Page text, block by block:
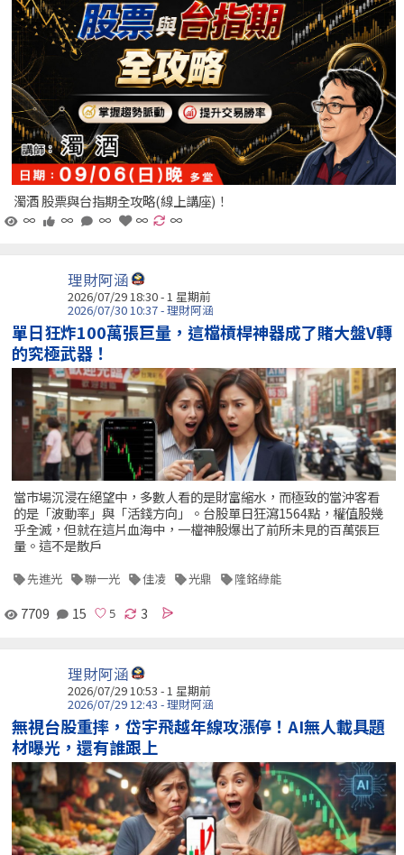
濁酒 股票與台指期全攻略(線上講座)！
∞
∞ ∞ ∞ ∞
理財阿涵
2026/07/29 18:30 - 1 星期前
2026/07/30 10:37 - 理財阿涵
單日狂炸100萬張巨量，這檔槓桿神器成了賭大盤V轉
的究極武器！
當市場沉浸在絕望中，多數人看的是財富縮水，而極致的當沖客看
的是「波動率」與「活錢方向」。台股單日狂瀉1564點，權值股幾
乎全滅，但就在這片血海中，一檔神股爆出了前所未見的百萬張巨
量。這不是散戶
先進光 聯一光 佳凌 光鼎 隆銘綠能
7709 15 3
理財阿涵
2026/07/29 10:53 - 1 星期前
2026/07/29 12:43 - 理財阿涵
無視台股重摔，岱宇飛越年線攻漲停！AI無人載具題
材曝光，還有誰跟上